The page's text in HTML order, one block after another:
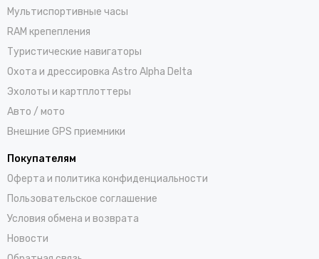
Мультиспортивные часы
RAM крепепления
Туристические навигаторы
Охота и дрессировка Astro Alpha Delta
Эхолоты и картплоттеры
Авто / мото
Внешние GPS приемники
Покупателям
Оферта и политика конфиденциальности
Пользовательское соглашение
Условия обмена и возврата
Новости